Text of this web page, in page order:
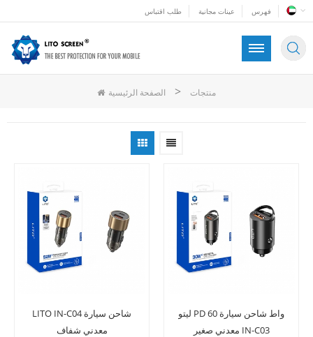
طلب اقتباس عينات مجانية فهرس
الصفحة الرئيسية > منتجات
LITO IN-C04 شاحن سيارة
معدني شفاف
ليتو PD 60 واط شاحن سيارة
معدني صغير IN-C03